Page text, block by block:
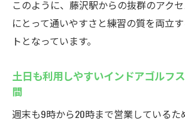
このように、藤沢駅からの抜群のアク
にとって通いやすさと練習の質を両立
トとなっています。
土日も利用しやすいインドアゴルフ
間
週末も9時から20時まで営業しているた